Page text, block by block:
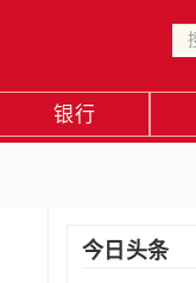
银行
今日头条